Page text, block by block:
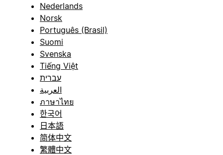
Nederlands
Norsk
Português (Brasil)
Suomi
Svenska
Tiếng Việt
עברית
العربية
ภาษาไทย
한국어
日本語
简体中文
繁體中文